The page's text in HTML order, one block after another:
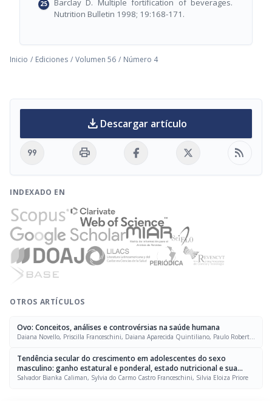
Barclay D. Multiple fortification of beverages.
Nutrition Bulletin 1998; 19:168-171.
Inicio / Ediciones / Volumen 56 / Número 4
download Descargar artículo
format_quote print rss_feed
INDEXADO EN
OTROS ARTÍCULOS
Ovo: Conceitos, análises e controvérsias na saúde humana
Daiana Novello, Priscilla Franceschini, Daiana Aparecida Quintiliano, Paulo Roberto
Tendência secular do crescimento em adolescentes do sexo
masculino: ganho estatural e ponderal, estado nutricional e sua
relação com a escolaridade
Salvador Bianka Caliman, Sylvia do Carmo Castro Franceschini, Silvia Eloiza Priore